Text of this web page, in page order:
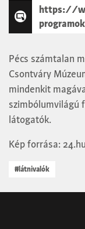
https://
Pécs számtalan
Csontváry
mindenkit
szimbólumvilágú
látogatók.
Kép forrása: 24.hu
#látnivalók